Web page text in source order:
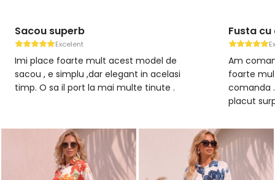
Fusta cu dantela deosebita
Excelent
Am comandat aceasta fusta si am fost
foarte multumita ca a ajuns repede
comanda . De asemenea am ramas
astept sa o port !
Fusta
Am fusta
pe verde-
poza ,iar
place ca